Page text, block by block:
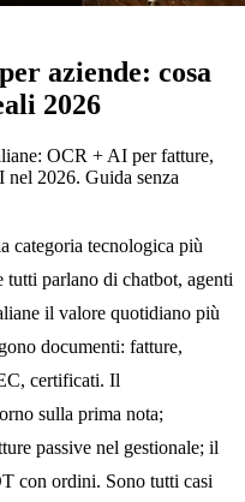
aziende: cosa
2026
OCR + AI per fatture,
2026. Guida senza
categoria tecnologica più
parlano di chatbot, agenti
il valore quotidiano più
documenti: fatture,
certificati. Il
sulla prima nota;
passive nel gestionale; il
con ordini. Sono tutti casi